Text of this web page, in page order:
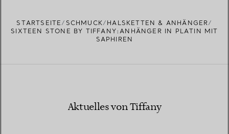
STARTSEITE SCHMUCK
HALSKETTEN & ANHÄNGER
SIXTEEN STONE BY TIFFANY:ANHÄNGER IN PLATIN MIT
SAPHIREN
Aktuelles von Tiffany